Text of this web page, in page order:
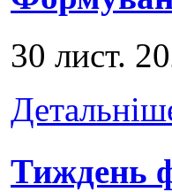
30 лист.
Тиждень